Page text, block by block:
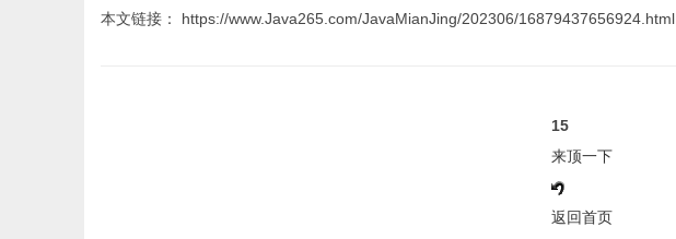
本文链接： https://www.Java265.com/JavaMianJing/202306/16879437656924.html
15
来顶一下
返回首页